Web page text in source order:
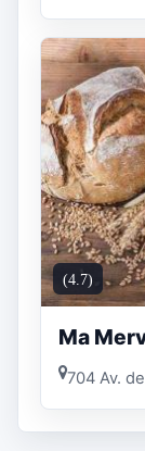
(4.7)
Ma
704 Av.